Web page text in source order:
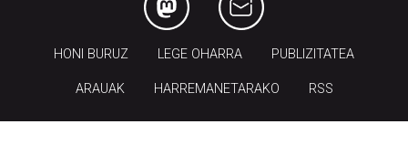
HONI BURUZ LEGE OHARRA PUBLIZITATEA
ARAUAK HARREMANETARAKO RSS